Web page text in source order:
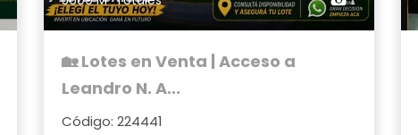
🏡 Lotes en Venta | Acceso a
Leandro N. A...
Código: 224441